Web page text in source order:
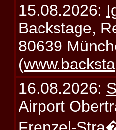
15.08.2026:
Backstage,
80639
(
16.08.2026:
Airport